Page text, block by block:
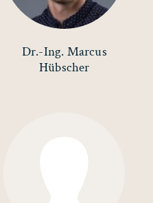
Dr.-Ing. Marcus
Hübscher